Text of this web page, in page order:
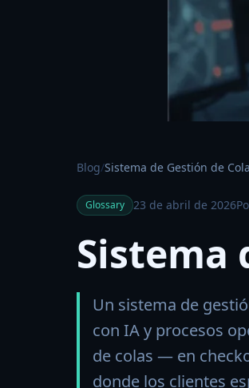
Blog/Sistema de Gestión de
Glossary 23 de abril de 2026
Sistema
Un sistema de
con IA y procesos
de colas — en
donde los clientes